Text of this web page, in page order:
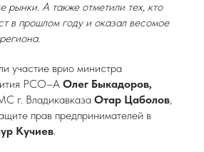
рынки. А также отметили тех, кто
в прошлом году и оказал весомое
участие врио министра
РСО–А Олег Быкадоров,
г. Владикавказа Отар Цаболов,
прав предпринимателей в
Кучиев.